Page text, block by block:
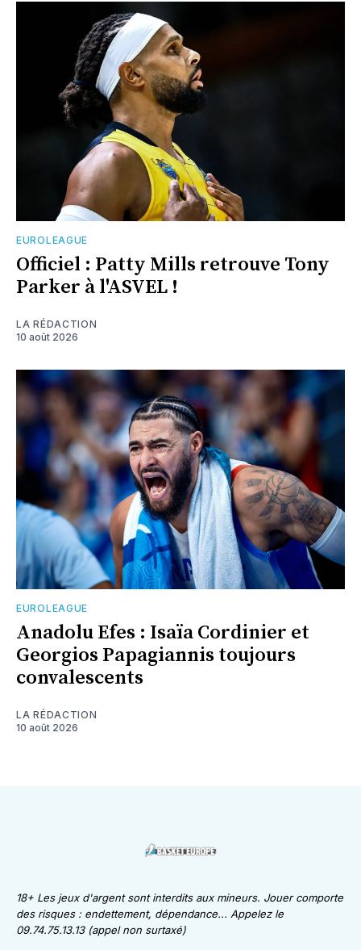
EUROLEAGUE
Officiel : Patty Mills retrouve Tony
Parker à l'ASVEL !
LA RÉDACTION
10 août 2026
EUROLEAGUE
Anadolu Efes : Isaïa Cordinier et
Georgios Papagiannis toujours
convalescents
LA RÉDACTION
10 août 2026
18+ Les jeux d'argent sont interdits aux mineurs. Jouer comporte
des risques : endettement, dépendance... Appelez le
09.74.75.13.13 (appel non surtaxé)